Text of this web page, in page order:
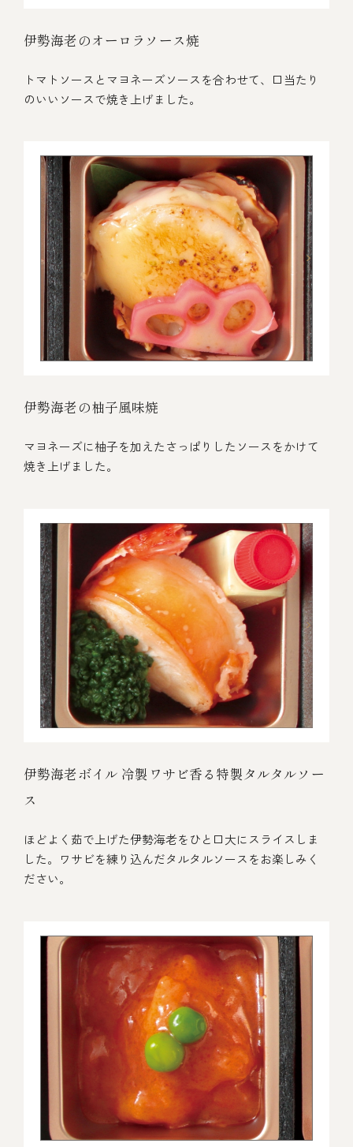
伊勢海老のオーロラソース焼
トマトソースとマヨネーズソースを合わせて、口当たり
のいいソースで焼き上げました。
伊勢海老の柚子風味焼
マヨネーズに柚子を加えたさっぱりしたソースをかけて
焼き上げました。
伊勢海老ボイル 冷製ワサビ香る特製タルタルソー
ス
ほどよく茹で上げた伊勢海老をひと口大にスライスしま
した。ワサビを練り込んだタルタルソースをお楽しみく
ださい。